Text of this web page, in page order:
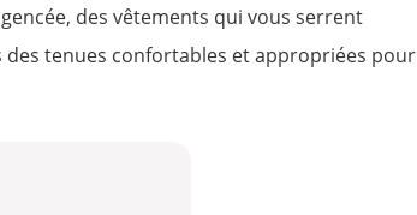
des vêtements qui vous serrent
tenues confortables et appropriées pour